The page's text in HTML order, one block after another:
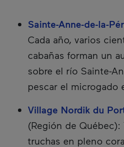
Sainte-Anne-de-la-
Cada año, varios
cabañas forman un
sobre el río Sainte-
pescar el microgado
Village Nordik du
(Región de Québec):
truchas en pleno